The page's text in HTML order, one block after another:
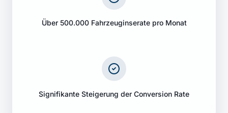
Über 500.000 Fahrzeuginserate pro Monat
Signifikante Steigerung der Conversion Rate